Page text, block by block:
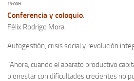
19:00H
Conferencia y coloquio.
Félix Rodrigo Mora.
Autogestión, crisis social y revolución
“Ahora, cuando el aparato productivo
bienestar con dificultades crecientes no